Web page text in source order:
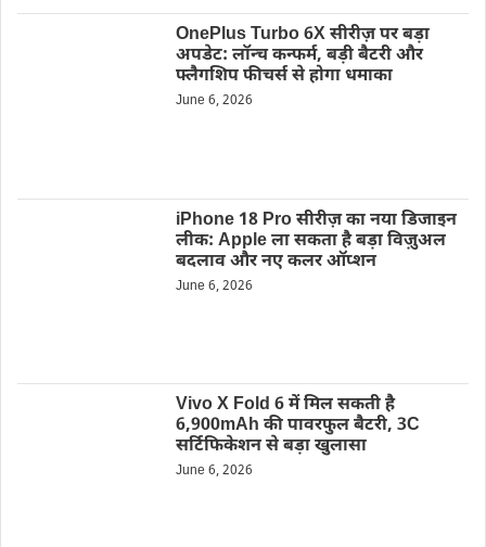
OnePlus Turbo 6X सीरीज़ पर बड़ा
अपडेट: लॉन्च कन्फर्म, बड़ी बैटरी और
फ्लैगशिप फीचर्स से होगा धमाका
June 6, 2026
iPhone 18 Pro सीरीज़ का नया डिजाइन
लीक: Apple ला सकता है बड़ा विज़ुअल
बदलाव और नए कलर ऑप्शन
June 6, 2026
Vivo X Fold 6 में मिल सकती है
6,900mAh की पावरफुल बैटरी, 3C
सर्टिफिकेशन से बड़ा खुलासा
June 6, 2026